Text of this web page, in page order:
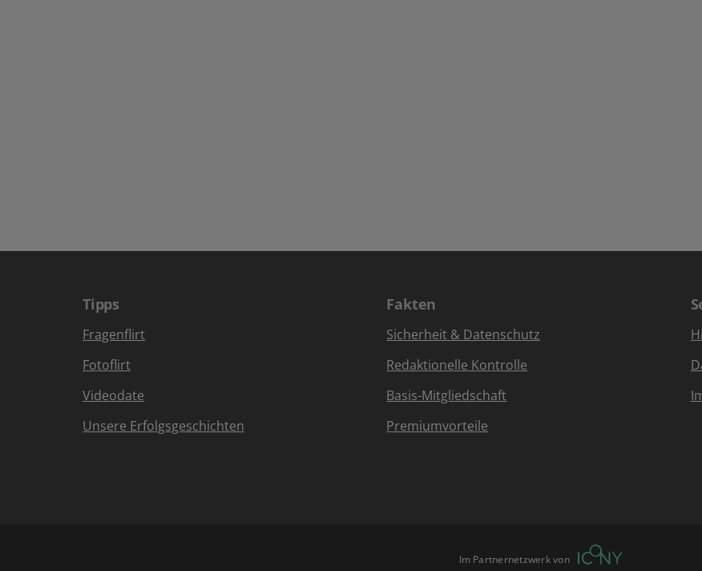
Tipps
Fragenflirt
Fotoflirt
Videodate
Unsere Erfolgsgeschichten
Fakten
Sicherheit & Datenschutz
Redaktionelle Kontrolle
Basis-Mitgliedschaft
Premiumvorteile
Im Partnernetzwerk von